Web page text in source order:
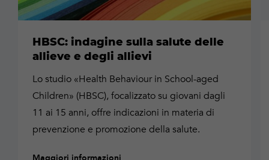
HBSC: indagine sulla salute delle
allieve e degli allievi
Lo studio «Health Behaviour in School-aged
Children» (HBSC), focalizzato su giovani dagli
11 ai 15 anni, offre indicazioni in materia di
prevenzione e promozione della salute.